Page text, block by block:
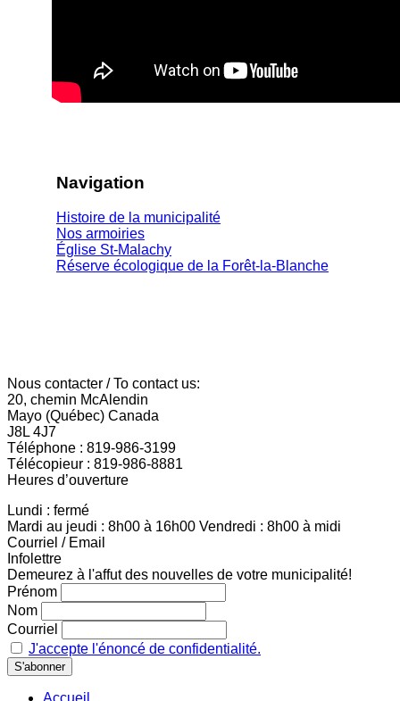
Navigation
Histoire de la municipalité
Nos armoiries
Église St-Malachy
Réserve écologique de la Forêt-la-Blanche
Nous contacter / To contact us:
20, chemin McAlendin
Mayo (Québec) Canada
J8L 4J7
Téléphone : 819-986-3199
Télécopieur : 819-986-8881
Heures d’ouverture
Lundi : fermé
Mardi au jeudi : 8h00 à 16h00 Vendredi : 8h00 à midi
Courriel / Email
Infolettre
Demeurez à l'affut des nouvelles de votre municipalité!
Prénom
Nom
Courriel
J'accepte l'énoncé de confidentialité.
Accueil